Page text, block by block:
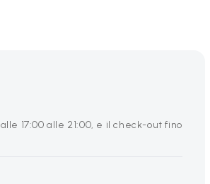
17:00 alle 21:00, e il check-out fino